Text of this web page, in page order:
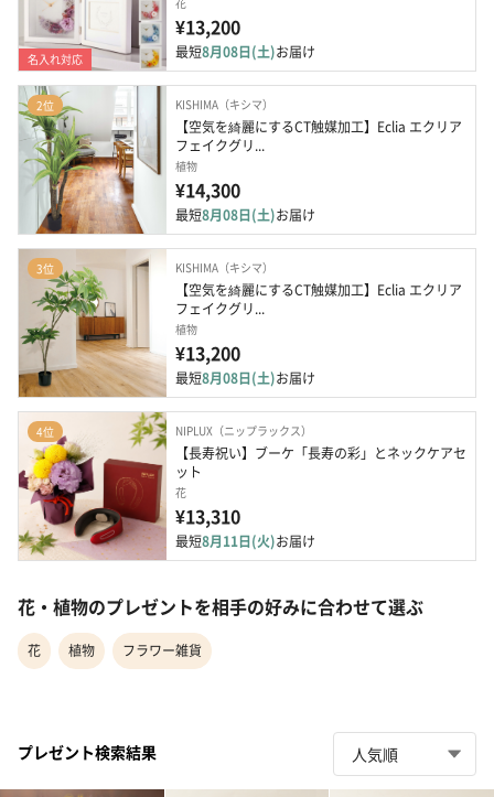
名入れ対応
¥13,200
最短8月08日(土)お届け
2位 KISHIMA（キシマ）
【空気を綺麗にするCT触媒加工】Eclia エクリア
フェイクグリ...
植物
¥14,300
最短8月08日(土)お届け
3位 KISHIMA（キシマ）
【空気を綺麗にするCT触媒加工】Eclia エクリア
フェイクグリ...
植物
¥13,200
最短8月08日(土)お届け
4位 NIPLUX（ニップラックス）
【長寿祝い】ブーケ「長寿の彩」とネックケアセ
ット
花
¥13,310
最短8月11日(火)お届け
花・植物のプレゼントを相手の好みに合わせて選ぶ
花 植物 フラワー雑貨
プレゼント検索結果